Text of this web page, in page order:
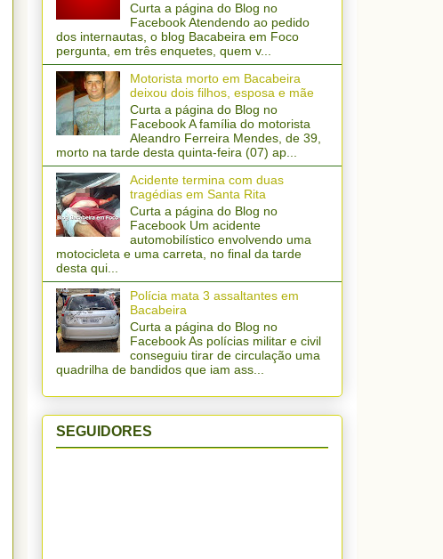
Curta a página do Blog no
Facebook Atendendo ao pedido
dos internautas, o blog Bacabeira em Foco
pergunta, em três enquetes, quem v...
Motorista morto em Bacabeira
deixou dois filhos, esposa e mãe
Curta a página do Blog no
Facebook A família do motorista
Aleandro Ferreira Mendes, de 39,
morto na tarde desta quinta-feira (07) ap...
Acidente termina com duas
tragédias em Santa Rita
Curta a página do Blog no
Facebook Um acidente
automobilístico envolvendo uma
motocicleta e uma carreta, no final da tarde
desta qui...
Polícia mata 3 assaltantes em
Bacabeira
Curta a página do Blog no
Facebook As polícias militar e civil
conseguiu tirar de circulação uma
quadrilha de bandidos que iam ass...
SEGUIDORES